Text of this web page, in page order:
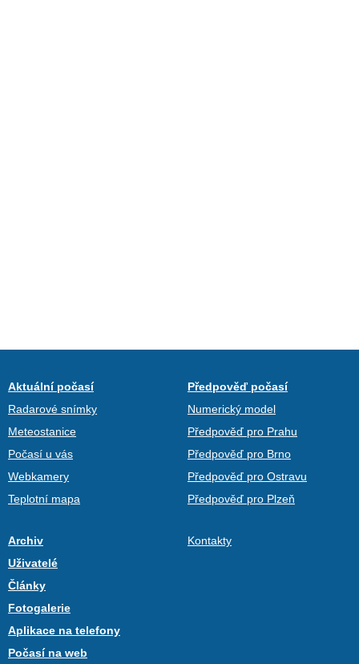
Aktuální počasí
Radarové snímky
Meteostanice
Počasí u vás
Webkamery
Teplotní mapa
Předpověď počasí
Numerický model
Předpověď pro Prahu
Předpověď pro Brno
Předpověď pro Ostravu
Předpověď pro Plzeň
Archiv
Uživatelé
Články
Fotogalerie
Aplikace na telefony
Počasí na web
Kontakty